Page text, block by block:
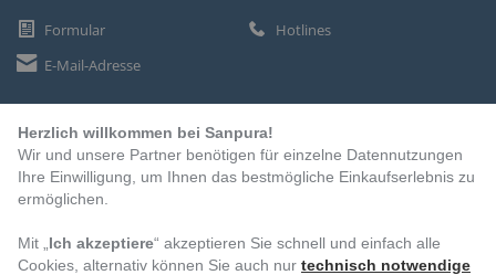
Formular
Hotlines
E-Mail-Adresse
ZAHLUNGSARTEN
Vorkasse
Herzlich willkommen bei Sanpura!
Wir und unsere Partner benötigen für einzelne Datennutzungen
Ihre Einwilligung, um Ihnen das bestmögliche Einkaufserlebnis zu
ermöglichen.
Mit „ Ich akzeptiere“ akzeptieren Sie schnell und einfach alle
Cookies, alternativ können Sie auch nur technisch notwendige